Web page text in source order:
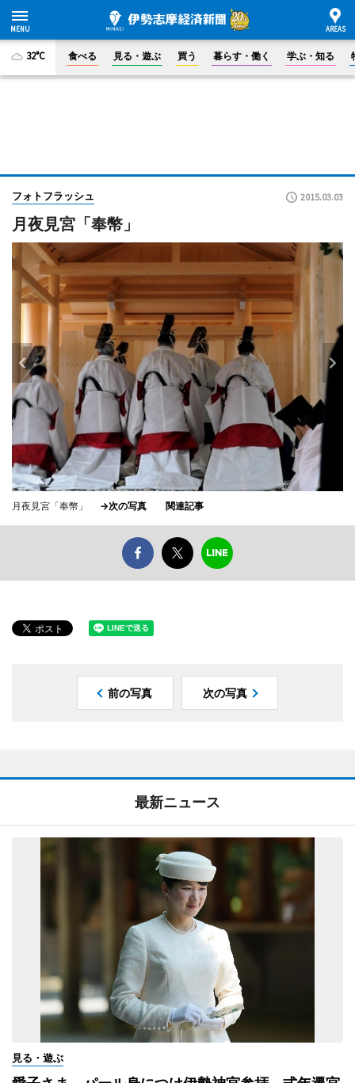
32°C 食べる 見る・遊ぶ 買う 暮らす・働く 学ぶ・知る
フォトフラッシュ 2015.03.03
月夜見宮「奉幣」
月夜見宮「奉幣」 →次の写真 関連記事
前の写真 次の写真
最新ニュース
見る・遊ぶ